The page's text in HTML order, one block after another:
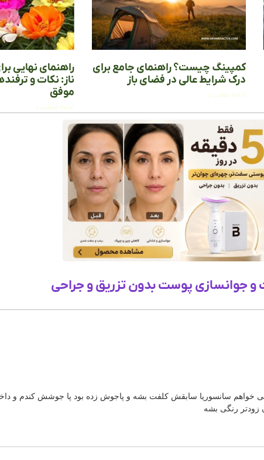
کمپینگ چیست؟ راهنمای جامع برای
درک شرایط عالی در فضای باز
ادامه مطلب »
راهنمای نهایی
ناز: نکات و
موفق
ادامه مطلب »
و جوانسازی پوست بدون تزریق و جراحی
خواهم سانسوریا سابقش کلفت بشه و پاجوش زده بود پا جوشش کندم و
رنگی بشه